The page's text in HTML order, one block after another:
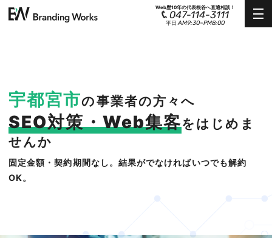
Web歴10年の代表根谷へ直通相談！
047-114-3111
平日AM9:30~PM8:00
宇都宮市の事業者の方々へ
SEO対策・Web集客をはじめま
せんか
固定金額・契約期間なし。結果がでなければいつでも解約
OK。